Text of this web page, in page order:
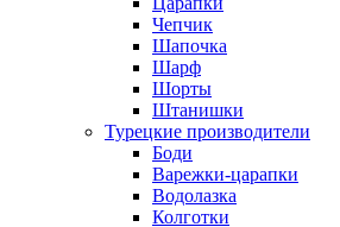
Чепчик
Шапочка
Шарф
Шорты
Штанишки
Турецкие производители
Боди
Варежки-царапки
Водолазка
Колготки